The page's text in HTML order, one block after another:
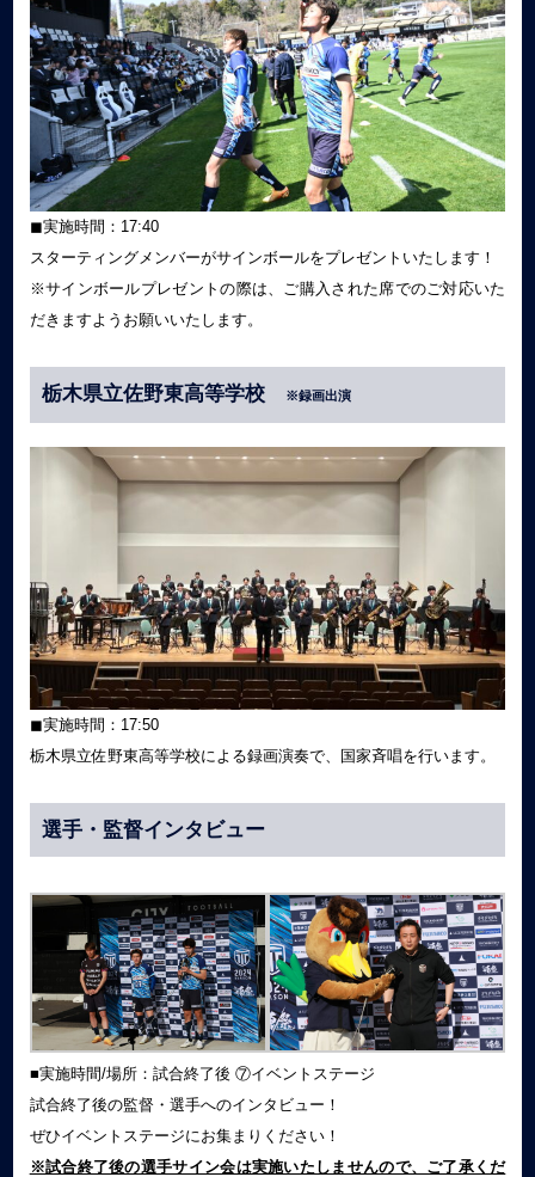
◼︎実施時間：17:40
スターティングメンバーがサインボールをプレゼントいたします！
※サインボールプレゼントの際は、ご購入された席でのご対応いた
だきますようお願いいたします。
栃木県立佐野東高等学校 ※録画出演
◼︎実施時間：17:50
栃木県立佐野東高等学校による録画演奏で、国家斉唱を行います。
選手・監督インタビュー
■実施時間/場所：試合終了後 ⑦イベントステージ
試合終了後の監督・選手へのインタビュー！
ぜひイベントステージにお集まりください！
※試合終了後の選手サイン会は実施いたしませんので、ご了承くだ